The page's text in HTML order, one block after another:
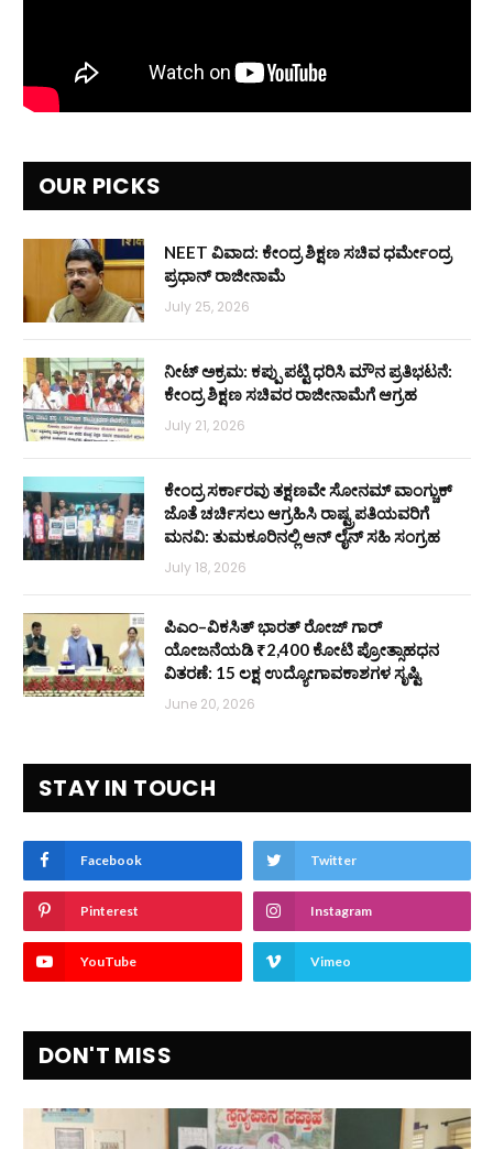
OUR PICKS
NEET ವಿವಾದ: ಕೇಂದ್ರ ಶಿಕ್ಷಣ ಸಚಿವ ಧರ್ಮೇಂದ್ರ
ಪ್ರಧಾನ್ ರಾಜೀನಾಮೆ
July 25, 2026
ನೀಟ್ ಅಕ್ರಮ: ಕಪ್ಪು ಪಟ್ಟಿ ಧರಿಸಿ ಮೌನ ಪ್ರತಿಭಟನೆ:
ಕೇಂದ್ರ ಶಿಕ್ಷಣ ಸಚಿವರ ರಾಜೀನಾಮೆಗೆ ಆಗ್ರಹ
July 21, 2026
ಕೇಂದ್ರ ಸರ್ಕಾರವು ತಕ್ಷಣವೇ ಸೋನಮ್ ವಾಂಗ್ಚುಕ್
ಜೊತೆ ಚರ್ಚಿಸಲು ಆಗ್ರಹಿಸಿ ರಾಷ್ಟ್ರಪತಿಯವರಿಗೆ
ಮನವಿ: ತುಮಕೂರಿನಲ್ಲಿ ಆನ್‌ ಲೈನ್ ಸಹಿ ಸಂಗ್ರಹ
July 18, 2026
ಪಿಎಂ–ವಿಕಸಿತ್ ಭಾರತ್ ರೋಜ್‌ ಗಾರ್
ಯೋಜನೆಯಡಿ ₹2,400 ಕೋಟಿ ಪ್ರೋತ್ಸಾಹಧನ
ವಿತರಣೆ: 15 ಲಕ್ಷ ಉದ್ಯೋಗಾವಕಾಶಗಳ ಸೃಷ್ಟಿ
June 20, 2026
STAY IN TOUCH
Facebook Twitter
Pinterest Instagram
YouTube Vimeo
DON'T MISS